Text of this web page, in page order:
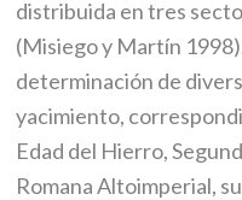
distribuida en tres
(Misiego y Martín
determinación de
yacimiento,
Edad del Hierro,
Romana Altoimperial,